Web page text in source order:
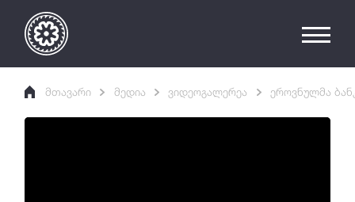
მთავარი მედია ვიდეოგალერეა ეროვნულმა